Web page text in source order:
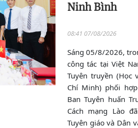
Ninh Bình
08:41 07/08/2026
Sáng 05/8/2026,
công tác tại Việt
Tuyên truyền (Học
Chí Minh) phối
Ban Tuyên huấn
Cách mạng Lào
Tuyên giáo và Dân